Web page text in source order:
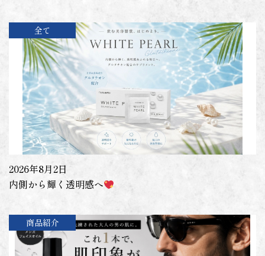
全て
2026年8月2日
内側から輝く透明感へ
商品紹介